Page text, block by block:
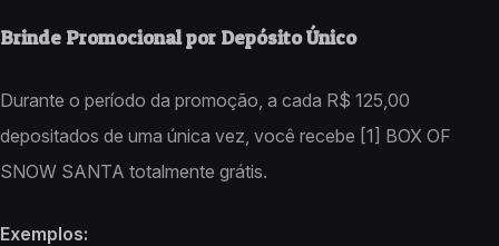
Brinde Promocional por Depósito Único
Durante o período da promoção, a cada R$ 125,00
depositados de uma única vez, você recebe [1] BOX OF
SNOW SANTA totalmente grátis.
Exemplos: